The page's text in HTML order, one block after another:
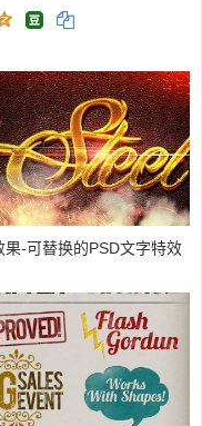
果-可替换的PSD文字特效